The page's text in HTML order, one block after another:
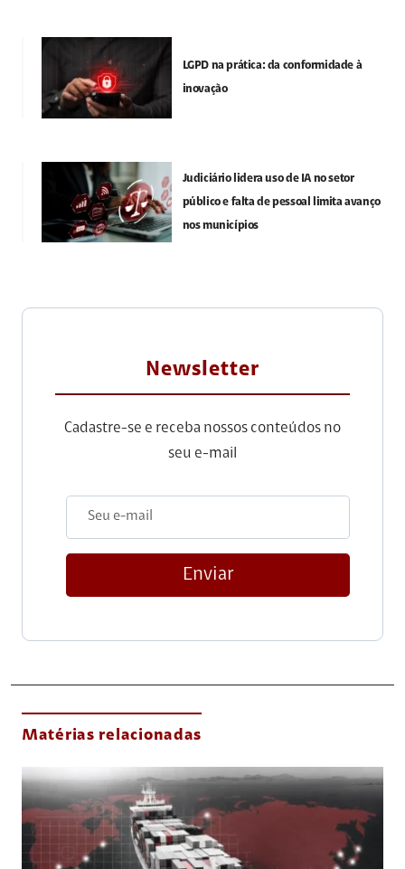
LGPD na prática: da conformidade à
inovação
Judiciário lidera uso de IA no setor
público e falta de pessoal limita avanço
nos municípios
Newsletter
Cadastre-se e receba nossos conteúdos no
seu e-mail
Enviar
Matérias relacionadas